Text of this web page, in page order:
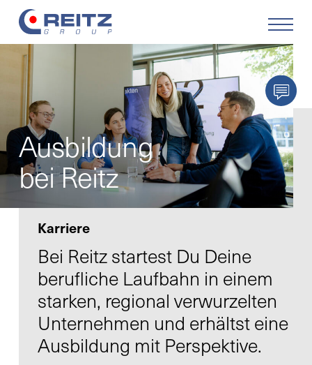
Produkte
Lösungen
Service
Retrofit
Unternehmen
Karriere
Karriere
Ausbildung
bei Reitz
Bei Reitz startest Du Deine
berufliche Laufbahn in einem
starken, regional verwurzelten
Unternehmen und erhältst eine
Ausbildung mit Perspektive.